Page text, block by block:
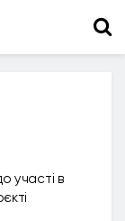
участі в